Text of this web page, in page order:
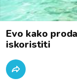
Evo kako
iskoristiti